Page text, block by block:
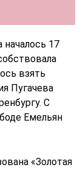
17
взять
Пугачева
С
Емельян
«Золотая